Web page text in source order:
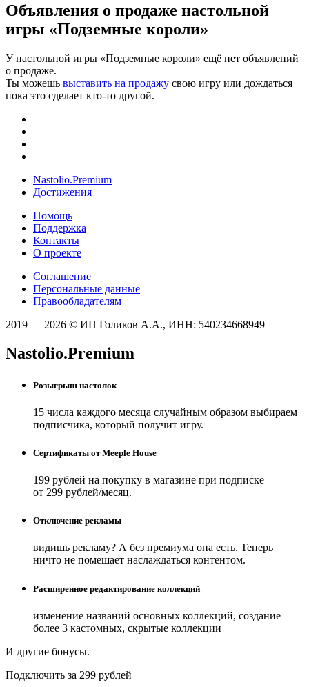
Объявления о продаже настольной
игры «Подземные короли»
У настольной игры «Подземные короли» ещё нет объявлений
о продаже.
Ты можешь выставить на продажу свою игру или дождаться
пока это сделает кто-то другой.
Nastolio.Premium
Достижения
Помощь
Поддержка
Контакты
О проекте
Соглашение
Персональные данные
Правообладателям
2019 — 2026 © ИП Голиков А.А., ИНН: 540234668949
Nastolio.Premium
Розыгрыш настолок
15 числа каждого месяца случайным образом выбираем
подписчика, который получит игру.
Сертификаты от Meeple House
199 рублей на покупку в магазине при подписке
от 299 рублей/месяц.
Отключение рекламы
видишь рекламу? А без премиума она есть. Теперь
ничто не помешает наслаждаться контентом.
Расширенное редактирование коллекций
изменение названий основных коллекций, создание
более 3 кастомных, скрытые коллекции
И другие бонусы.
Подключить за 299 рублей